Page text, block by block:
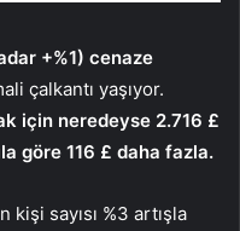
+%1) cenaze
çalkantı yaşıyor.
için neredeyse 2.716 £
göre 116 £ daha fazla.
sayısı %3 artışla